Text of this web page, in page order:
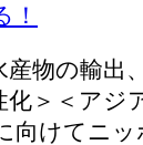
！
産物の輸出
化＞＜アジ
向けてニ